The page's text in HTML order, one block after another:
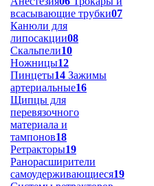
всасывающие трубки07
Канюли для
липосакции08
Скальпели10
Ножницы12
Пинцеты14 Зажимы
артериальные16
Щипцы для
перевязочного
материала и
тампонов18
Ретракторы19
Ранорасширители
самоудерживающиеся19